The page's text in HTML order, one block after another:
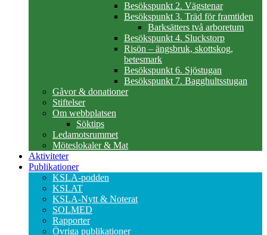
Besökspunkt 2. Vägstenar
Besökspunkt 3. Träd för framtiden
Barksätters två arboretum
Besökspunkt 4. Sluckstorp
Risön – ängsbruk, skottskog,
betesmark
Besökspunkt 6. Sjöstugan
Besökspunkt 7. Bagghultsstugan
Gåvor & donationer
Stiftelser
Om webbplatsen
Söktips
Ledamotsrummet
Möteslokaler & Mat
Aktiviteter
Publikationer
KSLA-podden
KSLAT
KSLA-Nytt & Noterat
SOLMED
Rapporter
Övriga publikationer